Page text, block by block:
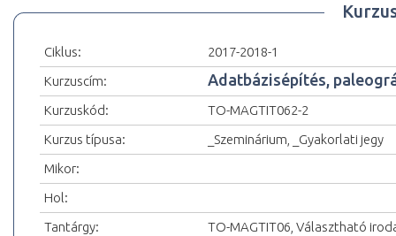
Ciklus:
2017-2018-1
Kurzuscím:
Adatbázisépítés,
Kurzuskód:
TO-MAGTIT062-2
Kurzus típusa:
_Szeminárium, _Gyakorlati jegy
Mikor:
Hol:
Tantárgy:
TO-MAGTIT06, Választható